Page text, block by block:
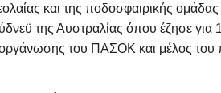
και της ποδοσφαιρικής ομάδας
της Αυστραλίας όπου έζησε για
οργάνωσης του ΠΑΣΟΚ και μέλος του